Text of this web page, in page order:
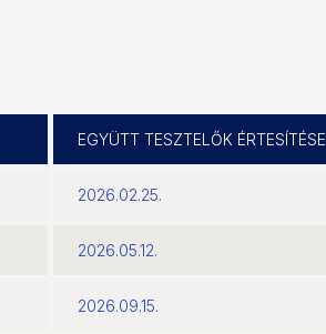
EGYÜTT TESZTELŐK ÉRTESÍTÉSE
2026.02.25.
2026.05.12.
2026.09.15.